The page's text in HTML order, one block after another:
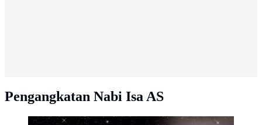
Pengangkatan Nabi Isa AS